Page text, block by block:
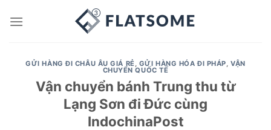
GỬI HÀNG ĐI CHÂU ÂU GIÁ RẺ, GỬI HÀNG HÓA ĐI PHÁP,VẬN
CHUYỂN QUỐC TẾ
Vận chuyển bánh Trung thu từ
Lạng Sơn đi Đức cùng
IndochinaPost